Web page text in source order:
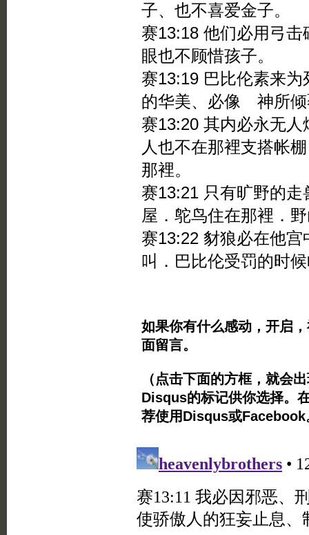
子、也不喜爱金子。
赛13:18 他们必用弓
眼也不顾惜孩子。
赛13:19 巴比伦素来
的华美、必像 神所倾
赛13:20 其内必永无
人也不在那裡支搭帐
那裡。
赛13:21 只有旷野的
屋．鸵鸟住在那裡．
赛13:22 豺狼必在他
叫．巴比伦受罚的时
如果你有什么感动，开启
面留言。
（点击下面的方框，就会
Disqus的标记供你选择。
荐使用Disqus或